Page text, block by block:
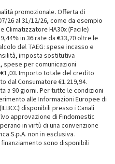
promozionale. Offerta di
26 al 31/12/26, come da esempio
HA30x (Facile)
in 36 rate da €33,70 oltre le
del TAEG: spese incasso e
imposta sostitutiva
spese per comunicazioni
Importo totale del credito
dal Consumatore €1.219,94.
a 90 giorni. Per tutte le condizioni
alle Informazioni Europee di
disponibili presso i Canali
approvazione di Findomestic
in virtù di una convenzione
S.p.A. non in esclusiva.
sono disponibili